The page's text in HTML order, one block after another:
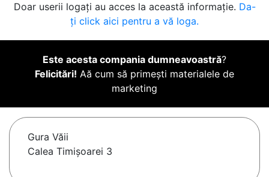
Doar userii logați au acces la această informație. Da-
ți click aici pentru a vă loga.
Este acesta compania dumneavoastră?
Felicitări! Aă cum să primești materialele de
marketing
Gura Văii
Calea Timișoarei 3